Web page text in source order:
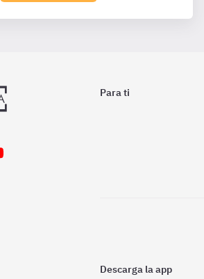
Para ti
Descarga la app